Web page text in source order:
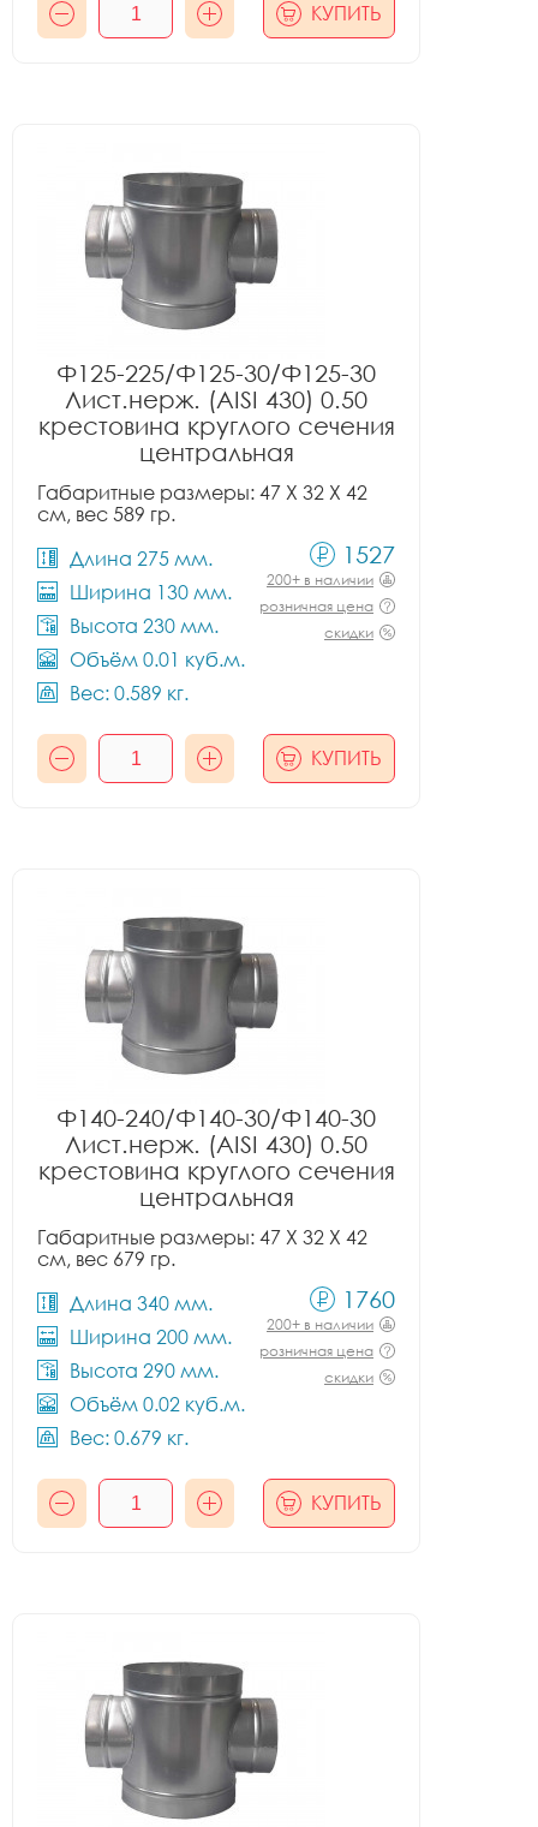
КУПИТЬ
Ф125-225/Ф125-30/Ф125-30
Лист.нерж. (AISI 430) 0.50
крестовина круглого сечения
центральная
Габаритные размеры: 47 X 32 X 42
см, вес 589 гр.
Длина 275 мм.
Ширина 130 мм.
Высота 230 мм.
Объём 0.01 куб.м.
Вес: 0.589 кг.
1527
200+ в наличии
розничная цена
скидки
КУПИТЬ
Ф140-240/Ф140-30/Ф140-30
Лист.нерж. (AISI 430) 0.50
крестовина круглого сечения
центральная
Габаритные размеры: 47 X 32 X 42
см, вес 679 гр.
Длина 340 мм.
Ширина 200 мм.
Высота 290 мм.
Объём 0.02 куб.м.
Вес: 0.679 кг.
1760
200+ в наличии
розничная цена
скидки
КУПИТЬ